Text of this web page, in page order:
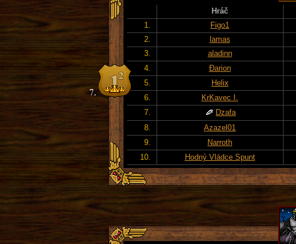
Hráč
1.
Figo1
2.
lamas
3.
aladinn
4.
Đarion
5.
Helix
6.
KrKavec I.
7.
Dzafa
8.
Azazel01
9.
Narroth
10.
Hodný Vládce Spunt